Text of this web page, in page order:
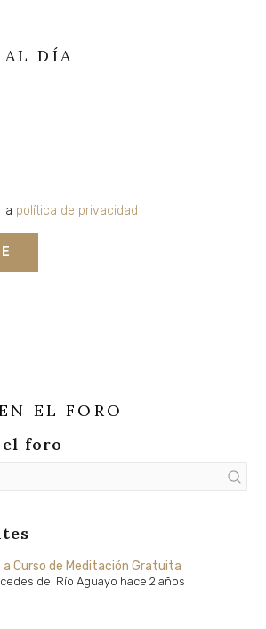
AL DÍA
política de privacidad
EL FORO
el foro
a Curso de Meditación Gratuita
del Río Aguayo hace 2 años